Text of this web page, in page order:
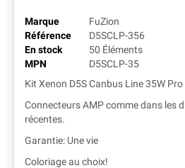
Marque
FuZion
Référence
D5SCLP-356
En stock
50 Éléments
MPN
D5SCLP-35
Kit Xenon D5S Canbus Line 35W
Connecteurs AMP comme dans les
récentes.
Garantie: Une vie
Coloriage au choix!